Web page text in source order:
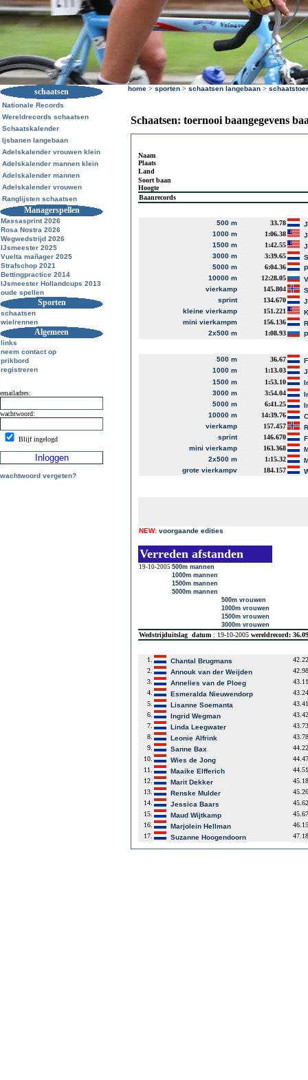
schaatsen
Nationale Records
Wereldrecords schaatsen
Schaatskalender
Ijsbanen langebaan
Adelskalender vrouwen klein
Adelskalender mannen klein
Adelskalender mannen
Adelskalender vrouwen
Ranglijsten schaatsen
Managerspellen
Massasprint 2026
Rosa Nostra 2026
Wegwedstrijd 2026
IJsmeester 2025
Vuelta mañager 2025
Strafschop 2021
Bettingpractice 2014
IJsmeester Hollandcups 2013
oude spellen
Sporten
schaatsen
wielrennen
Algemeen
links
neem contact op
prikbord
registreren
emailadres:
wachtwoord:
Blijf ingelogd
wachtwoord vergeten?
home > sporten > schaatsen langebaan >
Schaatsen: toernooi baangegevens
Naam
Plaats
Land
Soort baan
Hoogte
Baanrecords
500 m 33.78
1000 m
1:06.38
1500 m
1:42.55
3000 m
3:39.65
5000 m
6:04.36
10000 m
12:28.05
vierkamp
145.804
sprint
134.670
kleine vierkamp
151.221
mini vierkampm
156.136
2x500 m
1:08.93
500 m 36.67
1000 m
1:13.03
1500 m
1:53.10
3000 m
3:54.04
5000 m
6:41.25
10000 m
14:39.76
vierkamp
157.457
sprint
146.670
mini vierkamp
163.368
2x500 m
1:15.32
grote vierkampv
184.157
NEW: voorgaande edities
Verreden afstanden
19-10-2005 500m mannen
1000m mannen
1500m mannen
5000m mannen
500m vrouwen
1000m vrouwen
1500m vrouwen
3000m vrouwen
Wedstrijduitslag datum : 19-10-2005 wereldrecord:
1. Chantal Brugmans
42.22
2.
Annouk van der Weijden
42.98
3.
Annelies van de Ploeg
43.11
4.
Esmeralda Nieuwendorp
43.24
5.
Lisanne Soemanta
43.41
6.
Ingrid Wegman
43.42
7.
Linda Leegwater
43.73
8.
Leonie Alfrink
43.78
9.
Sanne Bax
44.22
10.
Wies de Jong
44.47
11.
Maaike Elfferich
44.51
12.
Marit Dekker
45.18
13.
Renske Mulder
45.26
14.
Jessica Baars
45.62
15.
Maud Wijtkamp
45.67
16.
Marjolein Hellman
46.15
17.
Suzanne Hoogendoorn 47.18